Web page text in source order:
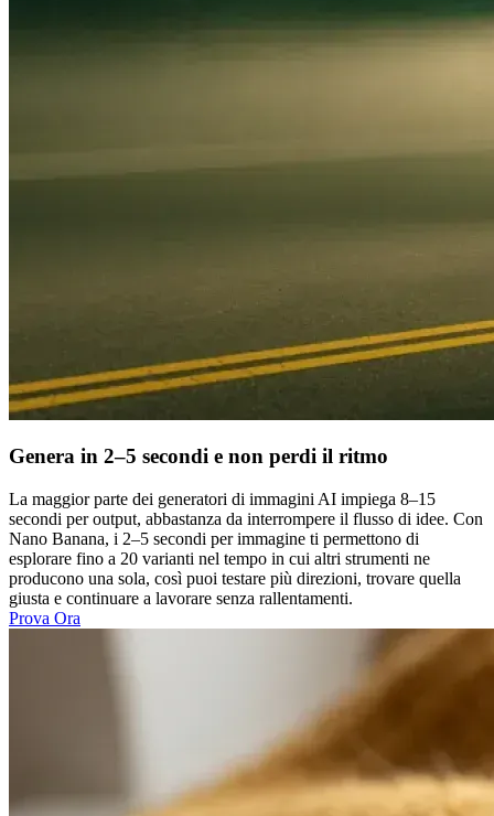
Genera in 2–5 secondi e non perdi il ritmo
La maggior parte dei generatori di immagini AI impiega 8–15
secondi per output, abbastanza da interrompere il flusso di idee. Con
Nano Banana, i 2–5 secondi per immagine ti permettono di
esplorare fino a 20 varianti nel tempo in cui altri strumenti ne
producono una sola, così puoi testare più direzioni, trovare quella
giusta e continuare a lavorare senza rallentamenti.
Prova Ora